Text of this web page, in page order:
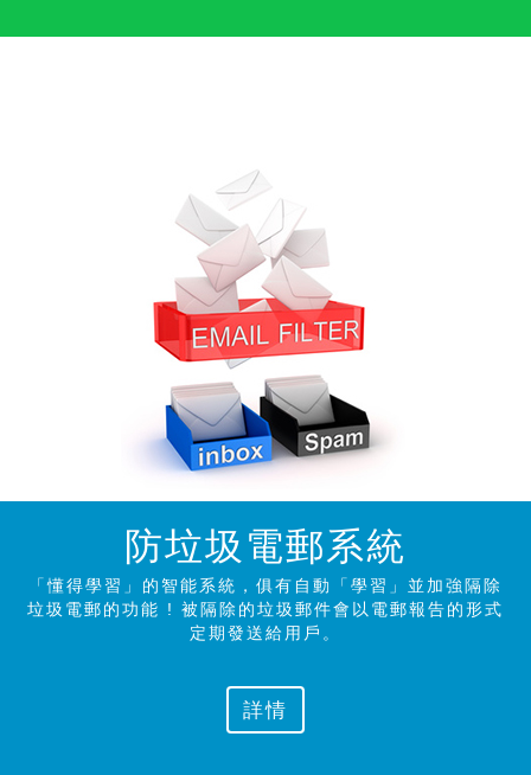
防垃圾電郵系統
「懂得學習」的智能系統，俱有自動「學習」並加強隔除
垃圾電郵的功能 ! 被隔除的垃圾郵件會以電郵報告的形式
定期發送給 用戶。
詳情